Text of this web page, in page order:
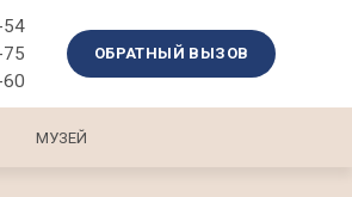
54
ОБРАТНЫЙ ВЫЗОВ
МУЗЕЙ